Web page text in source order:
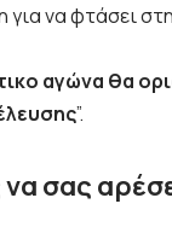
να φτάσει
αγώνα θα
”.
σας